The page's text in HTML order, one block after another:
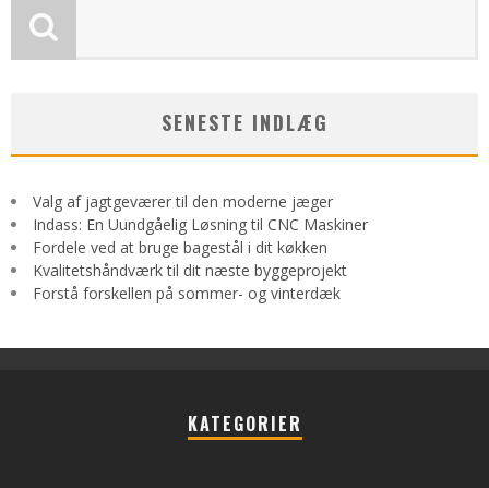
SENESTE INDLÆG
Valg af jagtgeværer til den moderne jæger
Indass: En Uundgåelig Løsning til CNC Maskiner
Fordele ved at bruge bagestål i dit køkken
Kvalitetshåndværk til dit næste byggeprojekt
Forstå forskellen på sommer- og vinterdæk
KATEGORIER